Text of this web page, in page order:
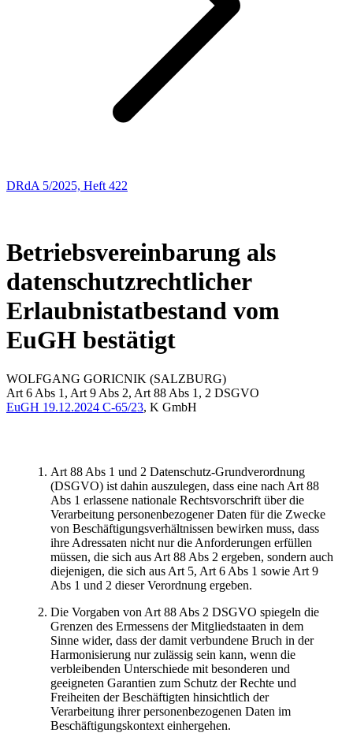
DRdA 5/2025, Heft 422
Betriebsvereinbarung als
datenschutzrechtlicher
Erlaubnistatbestand vom
EuGH bestätigt
WOLFGANG GORICNIK (SALZBURG)
Art 6 Abs 1, Art 9 Abs 2, Art 88 Abs 1, 2 DSGVO
EuGH 19.12.2024 C-65/23, K GmbH
Art 88 Abs 1 und 2 Datenschutz-Grundverordnung
(DSGVO) ist dahin auszulegen, dass eine nach Art 88
Abs 1 erlassene nationale Rechtsvorschrift über die
Verarbeitung personenbezogener Daten für die Zwecke
von Beschäftigungsverhältnissen bewirken muss, dass
ihre Adressaten nicht nur die Anforderungen erfüllen
müssen, die sich aus Art 88 Abs 2 ergeben, sondern auch
diejenigen, die sich aus Art 5, Art 6 Abs 1 sowie Art 9
Abs 1 und 2 dieser Verordnung ergeben.
Die Vorgaben von Art 88 Abs 2 DSGVO spiegeln die
Grenzen des Ermessens der Mitgliedstaaten in dem
Sinne wider, dass der damit verbundene Bruch in der
Harmonisierung nur zulässig sein kann, wenn die
verbleibenden Unterschiede mit besonderen und
geeigneten Garantien zum Schutz der Rechte und
Freiheiten der Beschäftigten hinsichtlich der
Verarbeitung ihrer personenbezogenen Daten im
Beschäftigungskontext einhergehen.